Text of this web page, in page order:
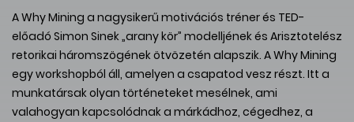
A Why Mining a nagysikerű motivációs tréner és TED-
előadó Simon Sinek „arany kör” modelljének és Arisztotelész
retorikai háromszögének ötvözetén alapszik. A Why Mining
egy workshopból áll, amelyen a csapatod vesz részt. Itt a
munkatársak olyan történeteket mesélnek, ami
valahogyan kapcsolódnak a márkádhoz, cégedhez, a